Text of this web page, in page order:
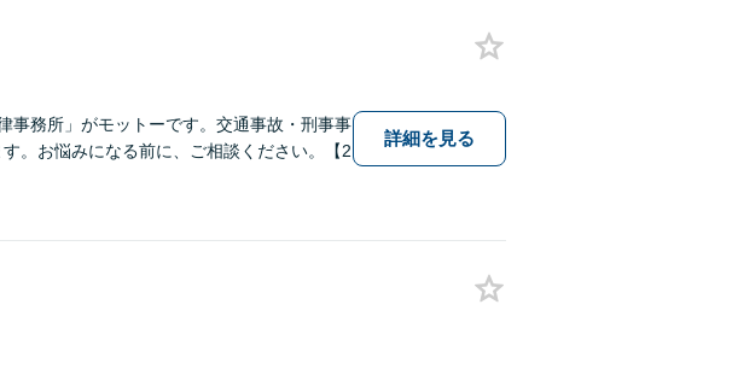
事務所」がモットーです。交通事故・刑事事
。お悩みになる前に、ご相談ください。【2
詳細を見る